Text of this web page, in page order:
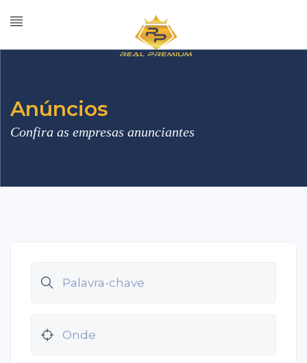
Anúncios
Confira as empresas anunciantes